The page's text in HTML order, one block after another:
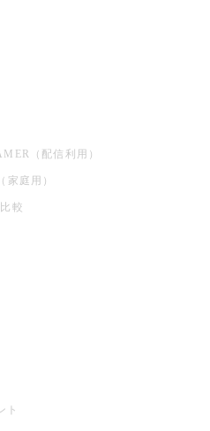
（配信利用）
庭用）
較
ト